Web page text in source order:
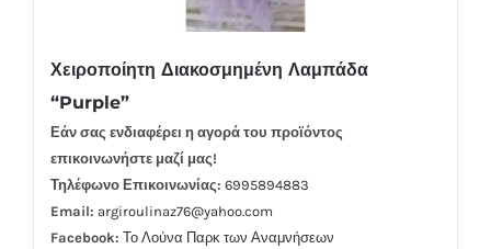
Χειροποίητη Διακοσμημένη Λαμπάδα
“Purple”
Εάν σας ενδιαφέρει η αγορά του προϊόντος
επικοινωνήστε μαζί μας!
Τηλέφωνο Επικοινωνίας: 6995894883
Email: argiroulinaz76@yahoo.com
Facebook: Το Λούνα Παρκ των Αναμνήσεων